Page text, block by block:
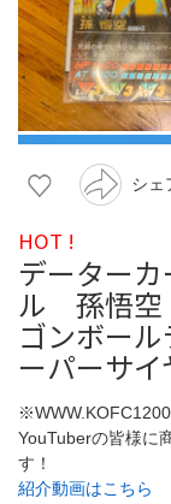
シェ
HOT !
データー
ル 孫悟空
ゴンボー
ーパーサ
YouTuberの皆様に
す！
紹介動画はこちら